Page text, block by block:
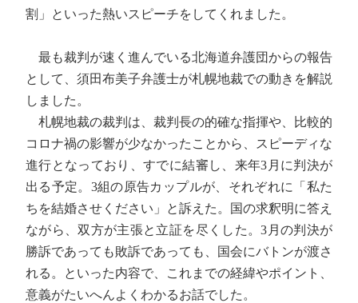
割」といった熱いスピーチをしてくれました。
最も裁判が速く進んでいる北海道弁護団からの報告
として、須田布美子弁護士が札幌地裁での動きを解説
しました。
札幌地裁の裁判は、裁判長の的確な指揮や、比較的
コロナ禍の影響が少なかったことから、スピーディな
進行となっており、すでに結審し、来年3月に判決が
出る予定。3組の原告カップルが、それぞれに「私た
ちを結婚させください」と訴えた。国の求釈明に答え
ながら、双方が主張と立証を尽くした。3月の判決が
勝訴であっても敗訴であっても、国会にバトンが渡さ
れる。といった内容で、これまでの経緯やポイント、
意義がたいへんよくわかるお話でした。